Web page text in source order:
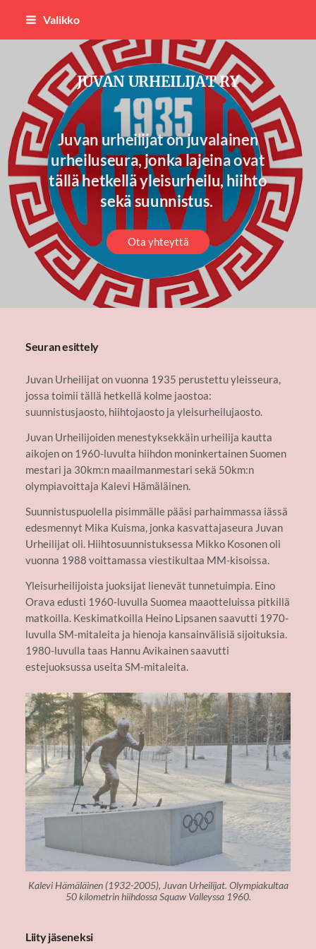
Siirry
Valikko
JUVAN URHEILIJAT RY
Juvan urheilijat on juvalainen
urheiluseura, jonka lajeina ovat
tällä hetkellä yleisurheilu, hiihto
sekä suunnistus.
Ota yhteyttä
Seuran esittely
Juvan Urheilijat on vuonna 1935 perustettu yleisseura,
jossa toimii tällä hetkellä kolme jaostoa:
suunnistusjaosto, hiihtojaosto ja yleisurheilujaosto.
Juvan Urheilijoiden menestyksekkäin urheilija kautta
aikojen on 1960-luvulta hiihdon moninkertainen Suomen
mestari ja 30km:n maailmanmestari sekä 50km:n
olympiavoittaja Kalevi Hämäläinen.
Suunnistuspuolella pisimmälle pääsi parhaimmassa iässä
edesmennyt Mika Kuisma, jonka kasvattajaseura Juvan
Urheilijat oli. Hiihtosuunnistuksessa Mikko Kosonen oli
vuonna 1988 voittamassa viestikultaa MM-kisoissa.
Yleisurheilijoista juoksijat lienevät tunnetuimpia. Eino
Orava edusti 1960-luvulla Suomea maaotteluissa pitkillä
matkoilla. Keskimatkoilla Heino Lipsanen saavutti 1970-
luvulla SM-mitaleita ja hienoja kansainvälisiä sijoituksia.
1980-luvulla taas Hannu Avikainen saavutti
estejuoksussa useita SM-mitaleita.
Kalevi Hämäläinen (1932-2005), Juvan Urheilijat. Olympiakultaa
50 kilometrin hiihdossa Squaw Valleyssa 1960.
Liity jäseneksi